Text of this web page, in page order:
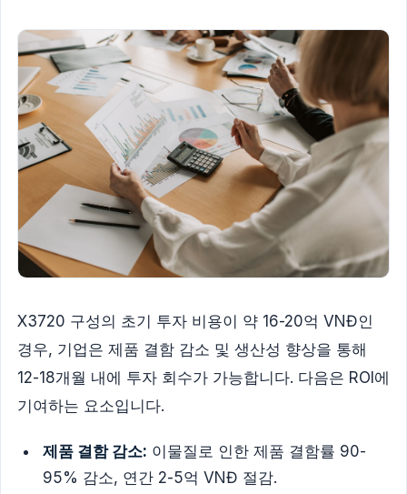
X3720 구성의 초기 투자 비용이 약 16-20억 VNĐ인
경우, 기업은 제품 결함 감소 및 생산성 향상을 통해
12-18개월 내에 투자 회수가 가능합니다. 다음은 ROI에
기여하는 요소입니다.
제품 결함 감소: 이물질로 인한 제품 결함률 90-
95% 감소, 연간 2-5억 VNĐ 절감.